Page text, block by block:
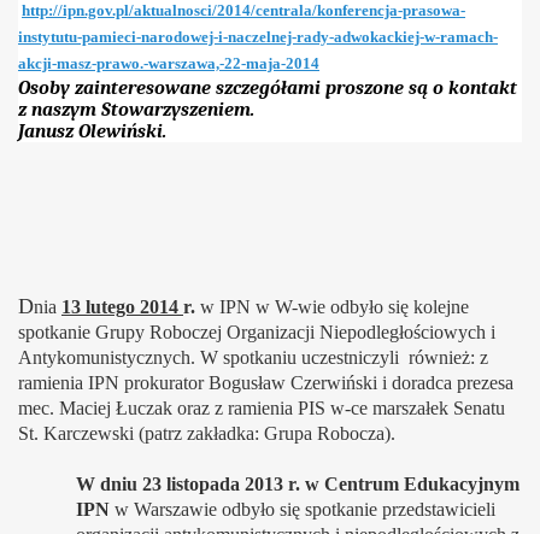
http://ipn.gov.pl/aktualnosci/2014/centrala/konferencja-prasowa-
instytutu-pamieci-narodowej-i-naczelnej-rady-adwokackiej-w-ramach-
akcji-masz-prawo.-warszawa,-22-maja-2014
Osoby zainteresowane szczegółami proszone są o kontakt
z naszym Stowarzyszeniem.
Janusz Olewiński.
Dnia 13 lutego 2014 r. w IPN w W-wie odbyło się kolejne
spotkanie Grupy Roboczej Organizacji Niepodległościowych i
Antykomunistycznych. W spotkaniu uczestniczyli również: z
ramienia IPN prokurator Bogusław Czerwiński i doradca prezesa
mec. Maciej Łuczak oraz z ramienia PIS w-ce marszałek Senatu
St. Karczewski (patrz zakładka: Grupa Robocza).
W dniu 23 listopada 2013 r. w Centrum Edukacyjnym
IPN w Warszawie odbyło się spotkanie przedstawicieli